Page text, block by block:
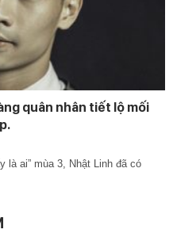
quân nhân tiết lộ mối
là ai” mùa 3, Nhật Linh đã có